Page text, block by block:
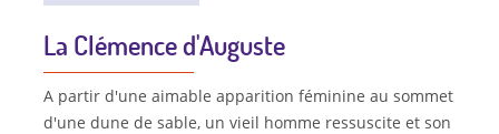
La Clémence d'Auguste
A partir d'une aimable apparition féminine au sommet
d'une dune de sable, un vieil homme ressuscite et son